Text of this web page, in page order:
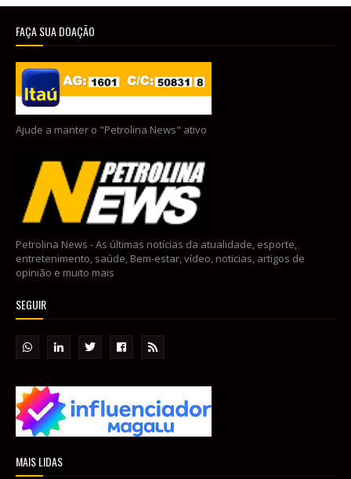
FAÇA SUA DOAÇÃO
Ajude a manter o "Petrolina News" ativo
Petrolina News - As últimas notícias da atualidade, esporte,
entretenimento, saúde, Bem-estar, vídeo, noticias, artigos de
opinião e muito mais
SEGUIR
MAIS LIDAS